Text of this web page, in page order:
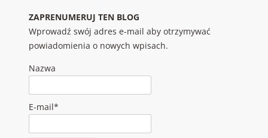
ZAPRENUMERUJ TEN BLOG
Wprowadź swój adres e-mail aby otrzymywać
powiadomienia o nowych wpisach.
Nazwa
E-mail*